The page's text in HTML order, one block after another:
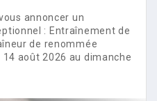
annoncer un
: Entraînement de
de renommée
août 2026 au dimanche